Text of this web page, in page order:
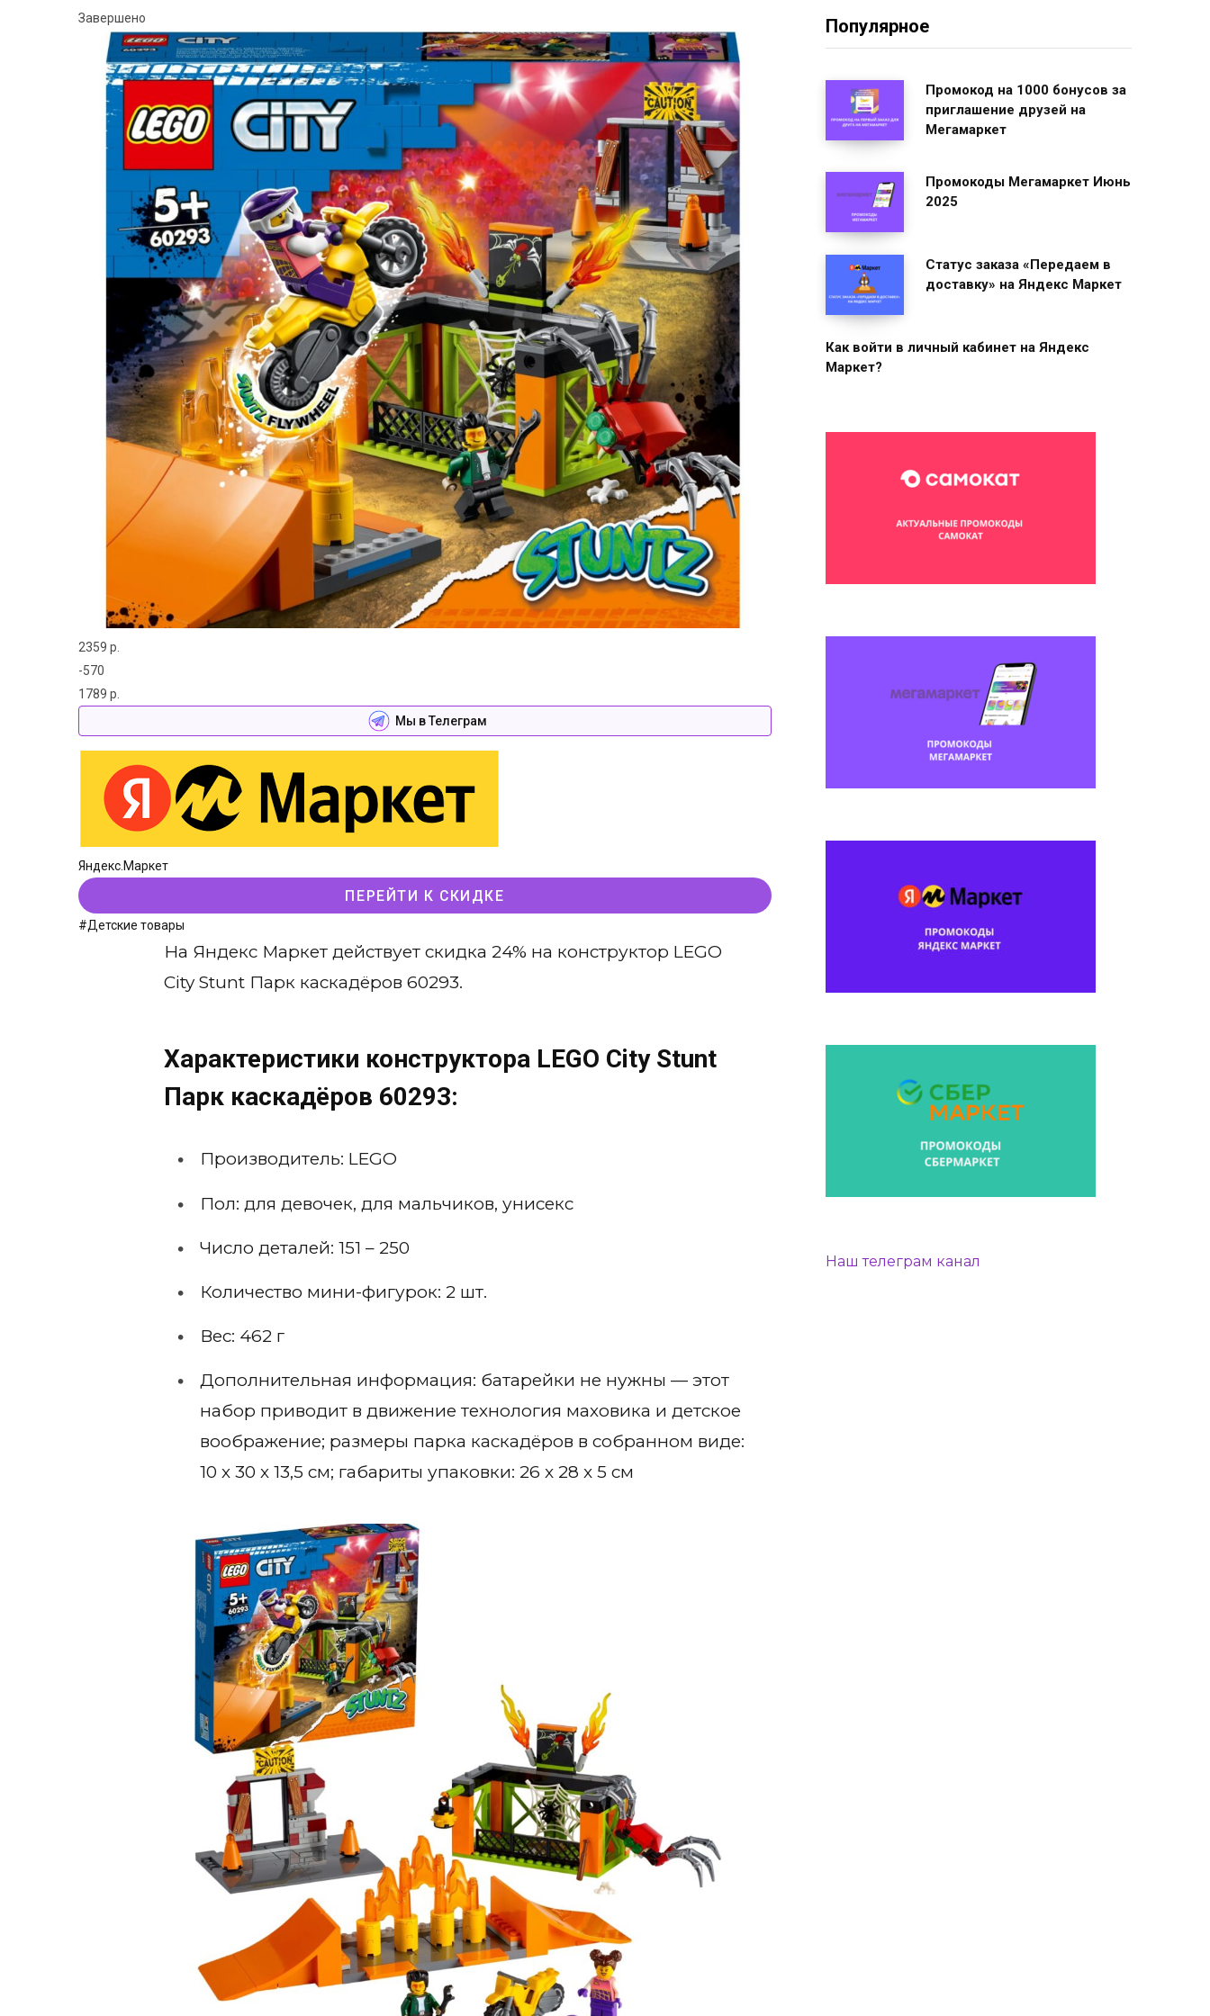
Завершено
2359 р.
-570
1789 р.
Мы в Телеграм
Яндекс.Маркет
ПЕРЕЙТИ К СКИДКЕ
#Детские товары
На Яндекс Маркет действует скидка 24% на конструктор LEGO
City Stunt Парк каскадёров 60293.
Характеристики конструктора LEGO City Stunt
Парк каскадёров 60293:
Производитель: LEGO
Пол: для девочек, для мальчиков, унисекс
Число деталей: 151 – 250
Количество мини-фигурок: 2 шт.
Вес: 462 г
Дополнительная информация: батарейки не нужны — этот
набор приводит в движение технология маховика и детское
воображение; размеры парка каскадёров в собранном виде:
10 х 30 х 13,5 см; габариты упаковки: 26 x 28 x 5 см
Популярное
Промокод на 1000 бонусов за
приглашение друзей на
Мегамаркет
Промокоды Мегамаркет Июнь
2025
Статус заказа «Передаем в
доставку» на Яндекс Маркет
Как войти в личный кабинет на Яндекс
Маркет?
Наш телеграм канал